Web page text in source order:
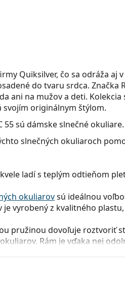
Quiksilver, čo sa odráža aj
do tvaru srdca. Značka
ani na mužov a deti.
originálnym štýlom.
55sú dámske slnečné okuliare.
slnečných okuliaroch
ladí s teplým odtieňom
okuliarovsú ideálnou
je vyrobený z kvalitného
pružinou dovoľuje roztvoriť
Rám je vďaka nej